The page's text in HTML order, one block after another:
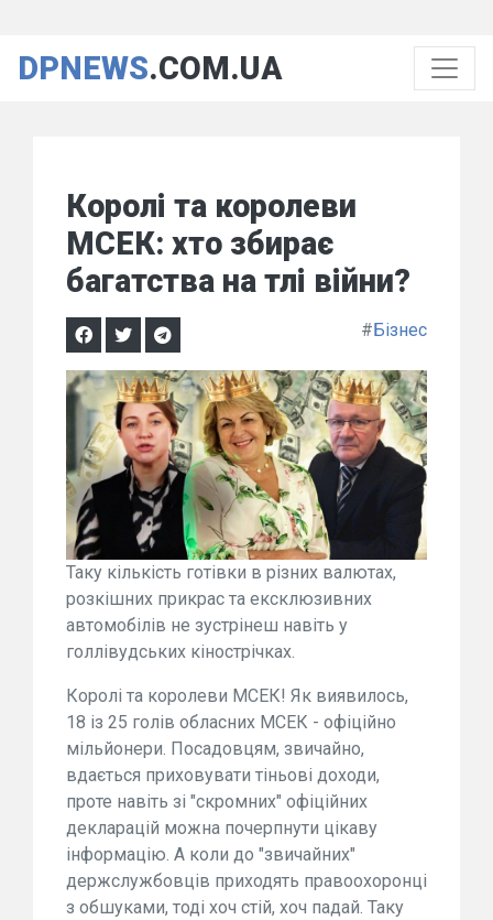
DPNEWS.COM.UA
Королі та королеви
МСЕК: хто збирає
багатства на тлі війни?
#Бізнес
Таку кількість готівки в різних валютах,
розкішних прикрас та ексклюзивних
автомобілів не зустрінеш навіть у
голлівудських кінострічках.
Королі та королеви МСЕК! Як виявилось,
18 із 25 голів обласних МСЕК - офіційно
мільйонери. Посадовцям, звичайно,
вдається приховувати тіньові доходи,
проте навіть зі "скромних" офіційних
декларацій можна почерпнути цікаву
інформацію. А коли до "звичайних"
держслужбовців приходять правоохоронці
з обшуками, тоді хоч стій, хоч падай. Таку